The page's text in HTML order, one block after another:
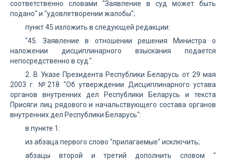
соответственно словами "Заявление в суд может быть
подано" и "удовлетворении жалобы";
пункт 45 изложить в следующей редакции:
"45. Заявление в отношении решения Министра о
наложении дисциплинарного взыскания подается
непосредственно в суд.".
2. В Указе Президента Республики Беларусь от 29 мая
2003 г. №218 "Об утверждении Дисциплинарного устава
органов внутренних дел Республики Беларусь и текста
Присяги лиц рядового и начальствующего состава органов
внутренних дел Республики Беларусь":
в пункте 1:
из абзаца первого слово "прилагаемые" исключить;
абзацы второй и третий дополнить словом "